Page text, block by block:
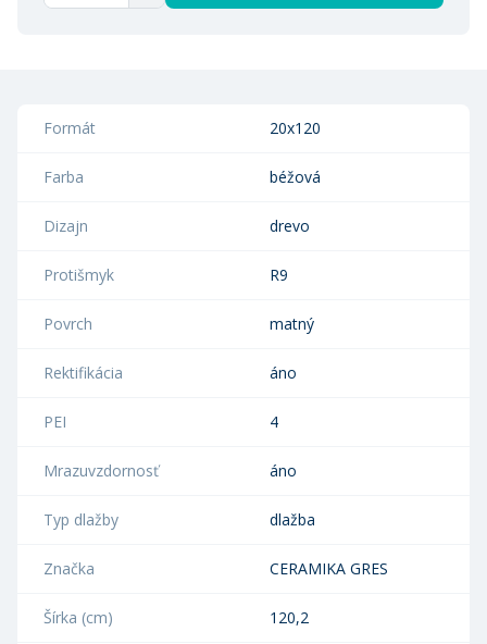
Formát 20x120
Farba béžová
Dizajn drevo
Protišmyk R9
Povrch matný
Rektifikácia áno
PEI 4
Mrazuvzdornosť áno
Typ dlažby dlažba
Značka CERAMIKA GRES
Šírka (cm) 120,2